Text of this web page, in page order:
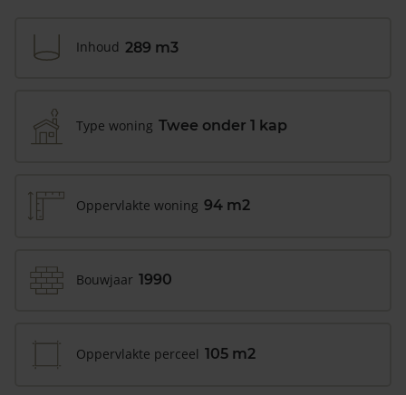
Inhoud 289 m3
Type woning Twee onder 1 kap
Oppervlakte woning 94 m2
Bouwjaar 1990
Oppervlakte perceel 105 m2